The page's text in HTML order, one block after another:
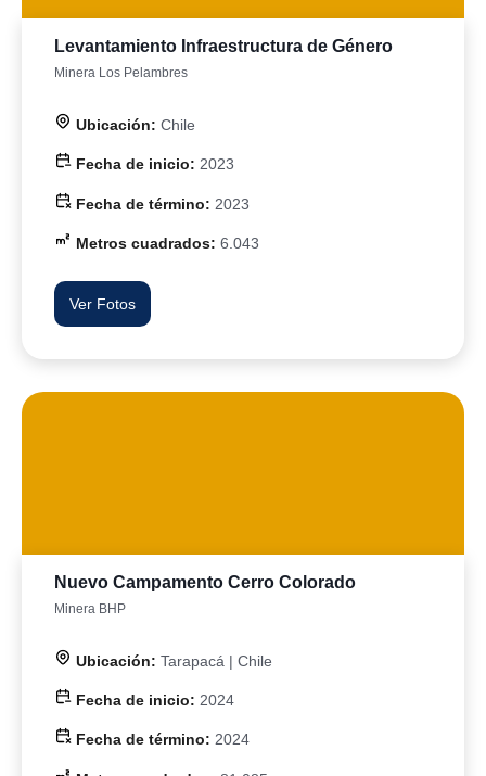
Levantamiento Infraestructura de Género
Minera Los Pelambres
Ubicación: Chile
Fecha de inicio: 2023
Fecha de término: 2023
Metros cuadrados: 6.043
Ver Fotos
Nuevo Campamento Cerro Colorado
Minera BHP
Ubicación: Tarapacá | Chile
Fecha de inicio: 2024
Fecha de término: 2024